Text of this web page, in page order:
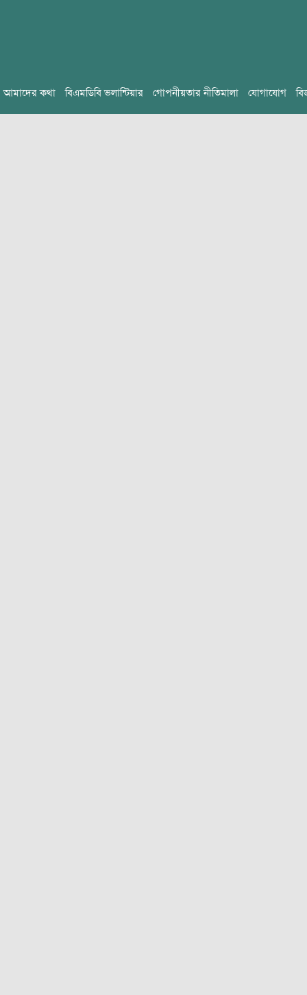
আমাদের কথা বিএমডিবি ভলান্টিয়ার গোপনীয়তার নীতিমালা যোগাযোগ